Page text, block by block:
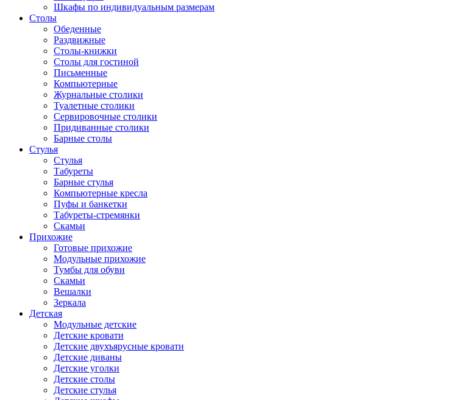
Шкафы по индивидуальным размерам
Столы
Обеденные
Раздвижные
Столы-книжки
Столы для гостиной
Письменные
Компьютерные
Журнальные столики
Туалетные столики
Сервировочные столики
Придиванные столики
Барные столы
Стулья
Стулья
Табуреты
Барные стулья
Компьютерные кресла
Пуфы и банкетки
Табуреты-стремянки
Скамьи
Прихожие
Готовые прихожие
Модульные прихожие
Тумбы для обуви
Скамьи
Вешалки
Зеркала
Детская
Модульные детские
Детские кровати
Детские двухъярусные кровати
Детские диваны
Детские уголки
Детские столы
Детские стулья